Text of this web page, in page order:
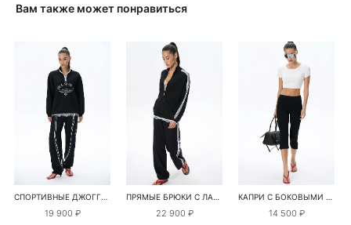
Вам также может понравиться
СПОРТИВНЫЕ ДЖОГГЕРЫ
19 900 ₽
ПРЯМЫЕ БРЮКИ С ЛАМПАСАМИ И КРУЖЕВОМ
22 900 ₽
КАПРИ С БОКОВЫМИ РАЗРЕЗАМИ
14 500 ₽